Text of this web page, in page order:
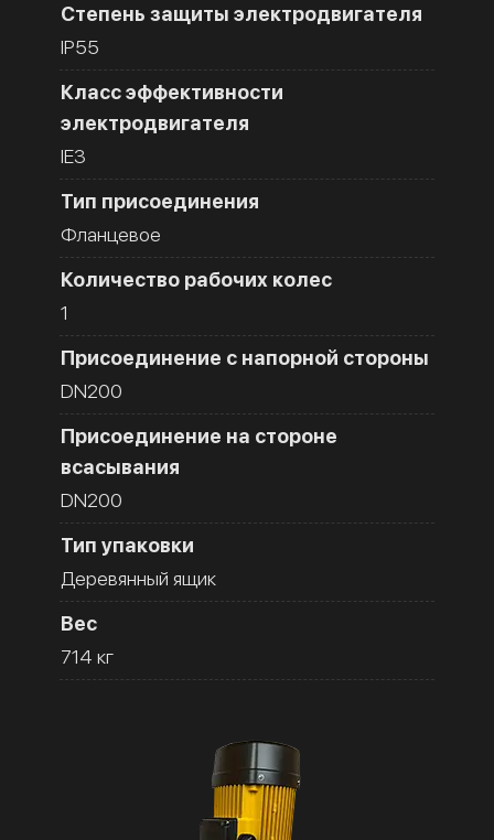
Степень защиты электродвигателя
IP55
Класс эффективности
электродвигателя
IE3
Тип присоединения
Фланцевое
Количество рабочих колес
1
Присоединение с напорной стороны
DN200
Присоединение на стороне
всасывания
DN200
Тип упаковки
Деревянный ящик
Вес
714 кг